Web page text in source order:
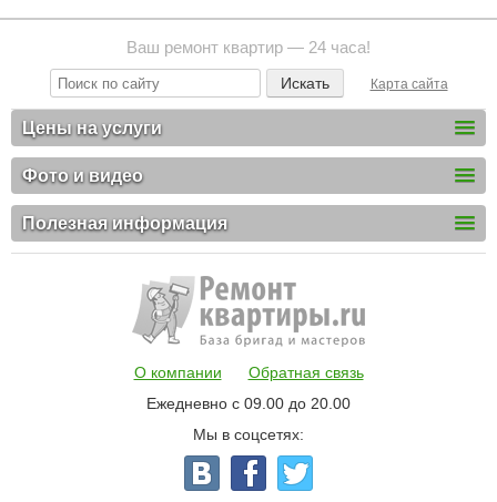
Ваш ремонт квартир — 24 часа!
Карта сайта
Цены на услуги
Фото и видео
Полезная информация
О компании
Обратная связь
Ежедневно с 09.00 до 20.00
Мы в соцсетях: